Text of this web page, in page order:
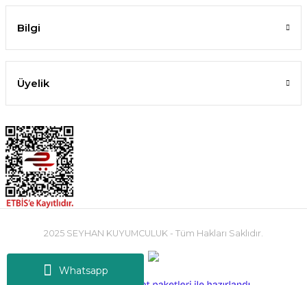
Whatsapp
Bilgi
Üyelik
2025 SEYHAN KUYUMCULUK - Tüm Hakları Saklıdır.